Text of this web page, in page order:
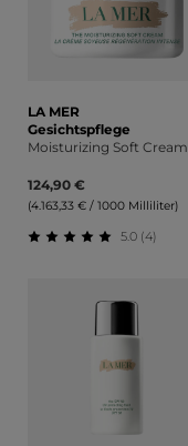
LA MER
Gesichtspflege
Moisturizing Soft Cream
124,90 €
(4.163,33 € / 1000 Milliliter)
5.0 (4)